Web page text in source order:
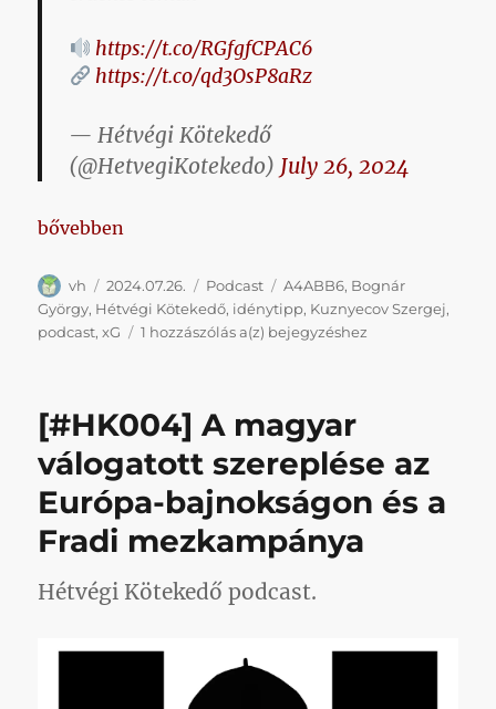
https://t.co/RGfgfCPAC6
https://t.co/qd3OsP8aRz
— Hétvégi Kötekedő
(@HetvegiKotekedo) July 26, 2024
„[#005] Kezdődnek a bajnokságok és egyéb
bővebben
Szerző
vh Közzétéve
2024.07.26. Kategória
Podcast Címke
A4ABB6, Bognár
György, Hétvégi Kötekedő, idénytipp, Kuznyecov Szergej,
podcast,xG 1 hozzászólás a(z) [#005]
és
egyéb
érdekes
témák
bejegyzéshez
[#HK004] A magyar
válogatott szereplése az
Európa-bajnokságon és a
Fradi mezkampánya
Hétvégi Kötekedő podcast.